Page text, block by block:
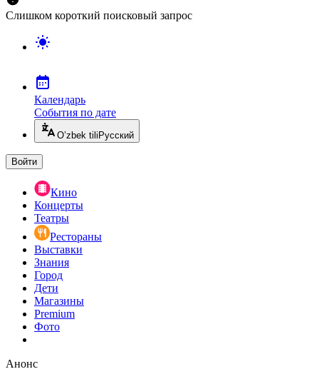
Слишком короткий поисковый запрос
Календарь
События по дате
O’zbek tili Русский
Войти
Кино
Концерты
Театры
Рестораны
Выставки
Знания
Город
Дети
Магазины
Premium
Фото
Анонс